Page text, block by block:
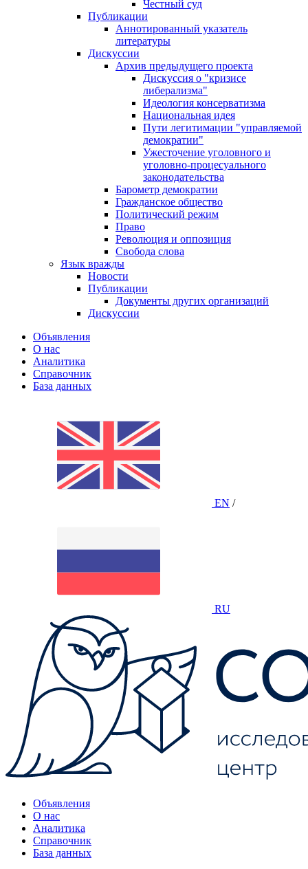
Честный суд
Публикации
Аннотированный указатель
литературы
Дискуссии
Архив предыдущего проекта
Дискуссия о "кризисе
либерализма"
Идеология консерватизма
Национальная идея
Пути легитимации "управляемой
демократии"
Ужесточение уголовного и
уголовно-процесуального
законодательства
Барометр демократии
Гражданское общество
Политический режим
Право
Революция и оппозиция
Свобода слова
Язык вражды
Новости
Публикации
Документы других организаций
Дискуссии
Объявления
О нас
Аналитика
Справочник
База данных
EN /
RU
Объявления
О нас
Аналитика
Справочник
База данных